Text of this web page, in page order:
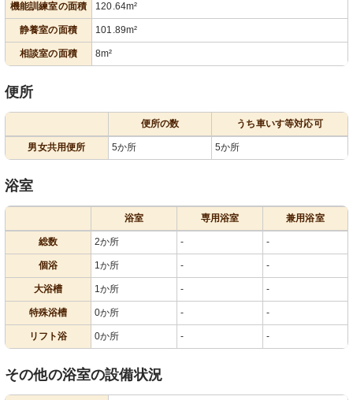
機能訓練室の面積 120.64m²
静養室の面積 101.89m²
相談室の面積 8m²
便所
便所の数 うち車いす等対応可
男女共用便所 5か所 5か所
浴室
浴室 専用浴室 兼用浴室
総数 2か所 - -
個浴 1か所 - -
大浴槽 1か所 - -
特殊浴槽 0か所 - -
リフト浴 0か所 - -
その他の浴室の設備状況